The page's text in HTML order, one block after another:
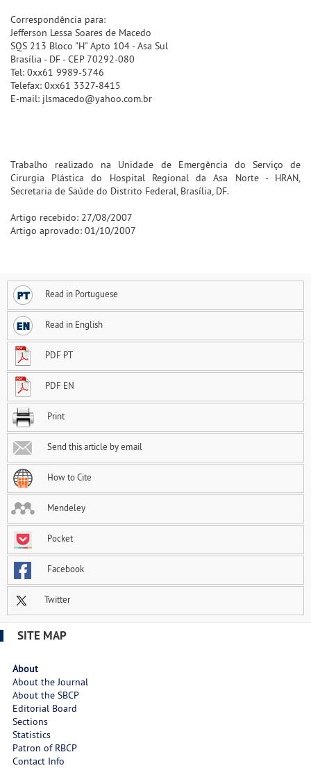
Correspondência para:
Jefferson Lessa Soares de Macedo
SQS 213 Bloco "H" Apto 104 - Asa Sul
Brasília - DF - CEP 70292-080
Tel: 0xx61 9989-5746
Telefax: 0xx61 3327-8415
E-mail: jlsmacedo@yahoo.com.br
Trabalho realizado na Unidade de Emergência do Serviço de
Cirurgia Plástica do Hospital Regional da Asa Norte - HRAN,
Secretaria de Saúde do Distrito Federal, Brasília, DF.
Artigo recebido: 27/08/2007
Artigo aprovado: 01/10/2007
Read in Portuguese
Read in English
PDF PT
PDF EN
Print
Send this article by email
How to Cite
Mendeley
Pocket
Facebook
Twitter
SITE MAP
About
About the Journal
About the SBCP
Editorial Board
Sections
Statistics
Patron of RBCP
Contact Info